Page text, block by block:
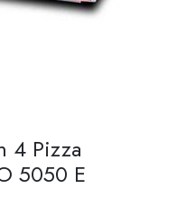
4 Pizza
5050 E